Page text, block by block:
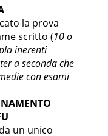
la prova
scritto (10 o
inerenti
a seconda che
con esami
un unico